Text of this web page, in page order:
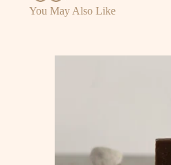
You May Also Like